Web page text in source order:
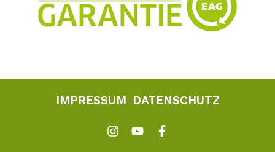
IMPRESSUM DATENSCHUTZ